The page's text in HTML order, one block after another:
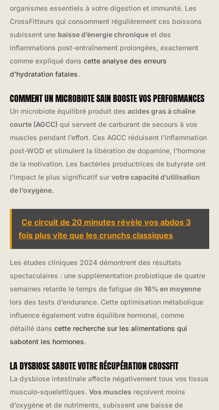
organismes essentiels à votre digestion et immunité. Les
CrossFitteurs qui consomment régulièrement ces boissons
subissent une baisse d’énergie chronique et des
inflammations post-entraînement prolongées, exactement
comme expliqué dans cette analyse des erreurs
d’hydratation fatales.
COMMENT UN MICROBIOTE SAIN BOOSTE VOS PERFORMANCES
Un microbiote équilibré produit des acides gras à chaîne
courte (AGCC) qui servent de carburant de secours à vos
muscles pendant l’effort. Ces AGCC réduisent l’inflammation
post-WOD et stimulent la libération de dopamine, l’hormone
de la motivation. Les bactéries productrices de butyrate ont
l’impact le plus significatif sur votre capacité d’utilisation
de l’oxygène.
Ce circuit de 20 minutes révèle vos abdos 3
fois plus vite que les crunchs classiques
Les études cliniques 2024 démontrent des résultats
spectaculaires : une supplémentation probiotique de quatre
semaines retarde le temps de fatigue de 16% en moyenne
lors des tests d’endurance. Cette optimisation métabolique
influence également votre équilibre hormonal, comme
détaillé dans cette recherche sur les alimentations qui
sabotent les hormones.
LA DYSBIOSE SABOTE VOTRE RÉCUPÉRATION CROSSFIT
La dysbiose intestinale affecte négativement tous vos tissus
musculo-squelettiques. Vos muscles reçoivent moins
d’oxygène et de nutriments, subissent une baisse de